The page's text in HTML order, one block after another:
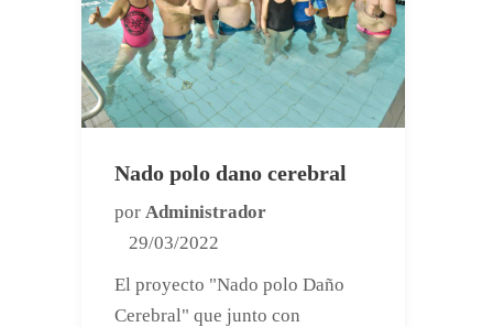
Nado polo dano cerebral
por Administrador
29/03/2022
El proyecto "Nado polo Daño
Cerebral" que junto con